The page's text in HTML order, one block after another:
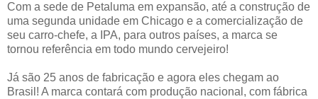
Com a sede de Petaluma em expansão, até a construção de
uma segunda unidade em Chicago e a comercialização de
seu carro-chefe, a IPA, para outros países, a marca se
tornou referência em todo mundo cervejeiro!
Já são 25 anos de fabricação e agora eles chegam ao
Brasil! A marca contará com produção nacional, com fábrica